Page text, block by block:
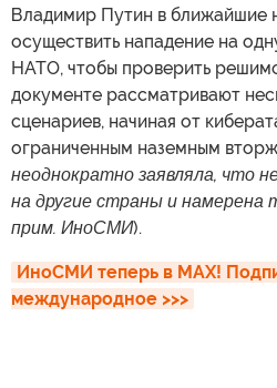
Владимир Путин в ближайшие
осуществить нападение на
НАТО, чтобы проверить
документе рассматривают
сценариев, начиная от
ограниченным наземным
неоднократно заявляла, что
на другие страны и намерена
прим. ИноСМИ).
ИноСМИ теперь в MAX!
международное >>>